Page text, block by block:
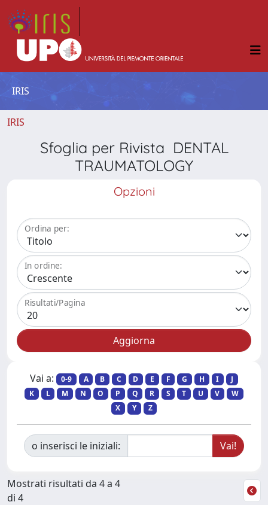
IRIS
IRIS
Sfoglia per Rivista DENTAL
TRAUMATOLOGY
Opzioni
Ordina per:
In ordine:
Risultati/Pagina
Vai a: 0-9 A B C D E F G H I
J
K
L M N O P Q R S T U V
W
X
Y Z
o inserisci le iniziali:
Mostrati risultati da 4 a 4
di 4